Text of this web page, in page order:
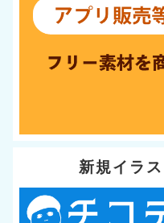
新規イラ